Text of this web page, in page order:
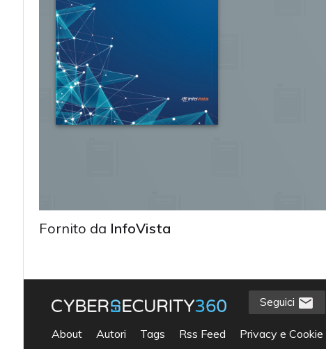
Fornito da InfoVista
Seguici
About Autori Tags Rss Feed Privacy e